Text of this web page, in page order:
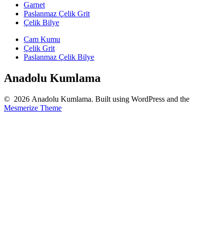
Garnet
Paslanmaz Çelik Grit
Çelik Bilye
Cam Kumu
Çelik Grit
Paslanmaz Çelik Bilye
Anadolu Kumlama
© 2026 Anadolu Kumlama. Built using WordPress and the
Mesmerize Theme